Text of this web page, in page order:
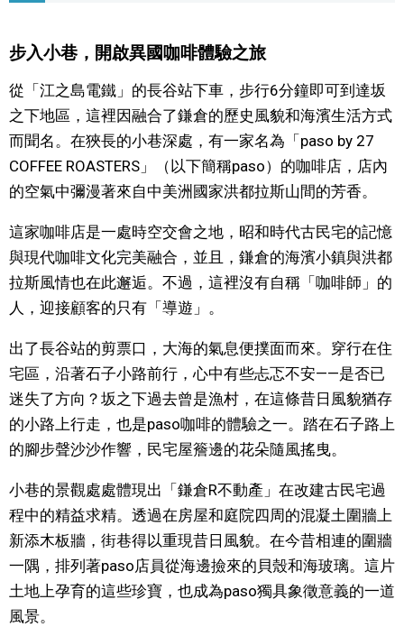
科學技術
生活
運動
娛樂
教育
家庭
醫療健康
東京
編輯部通知
步入小巷，開啟異國咖啡體驗之旅
從「江之島電鐵」的長谷站下車，步行6分鐘即可到達坂
之下地區，這裡因融合了鎌倉的歷史風貌和海濱生活方式
而聞名。在狹長的小巷深處，有一家名為「paso by 27
COFFEE ROASTERS」（以下簡稱paso）的咖啡店，店內
的空氣中彌漫著來自中美洲國家洪都拉斯山間的芳香。
這家咖啡店是一處時空交會之地，昭和時代古民宅的記憶
與現代咖啡文化完美融合，並且，鎌倉的海濱小鎮與洪都
拉斯風情也在此邂逅。不過，這裡沒有自稱「咖啡師」的
人，迎接顧客的只有「導遊」。
出了長谷站的剪票口，大海的氣息便撲面而來。穿行在住
宅區，沿著石子小路前行，心中有些忐忑不安——是否已
迷失了方向？坂之下過去曾是漁村，在這條昔日風貌猶存
的小路上行走，也是paso咖啡的體驗之一。踏在石子路上
的腳步聲沙沙作響，民宅屋簷邊的花朵隨風搖曳。
小巷的景觀處處體現出「鎌倉R不動產」在改建古民宅過
程中的精益求精。透過在房屋和庭院四周的混凝土圍牆上
新添木板牆，街巷得以重現昔日風貌。在今昔相連的圍牆
一隅，排列著paso店員從海邊撿來的貝殼和海玻璃。這片
土地上孕育的這些珍寶，也成為paso獨具象徵意義的一道
風景。